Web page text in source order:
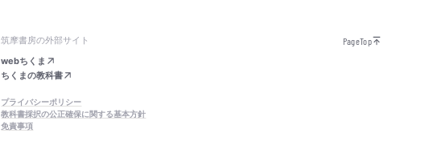
筑摩書房の外部サイト
webちくま
ちくまの教科書
プライバシーポリシー
教科書採択の公正確保に関する基本方針
免責事項
PageTop